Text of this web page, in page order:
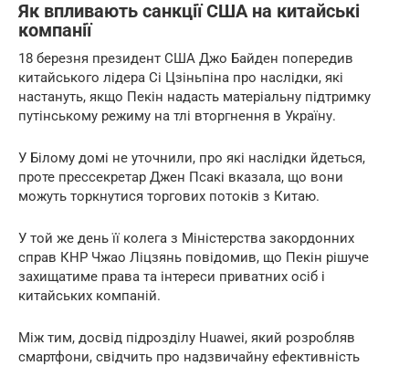
Як впливають санкції США на китайські
компанії
18 березня президент США Джо Байден попередив
китайського лідера Сі Цзіньпіна про наслідки, які
настануть, якщо Пекін надасть матеріальну підтримку
путінському режиму на тлі вторгнення в Україну.
У Білому домі не уточнили, про які наслідки йдеться,
проте прессекретар Джен Псакі вказала, що вони
можуть торкнутися торгових потоків з Китаю.
У той же день її колега з Міністерства закордонних
справ КНР Чжао Ліцзянь повідомив, що Пекін рішуче
захищатиме права та інтереси приватних осіб і
китайських компаній.
Між тим, досвід підрозділу Huawei, який розробляв
смартфони, свідчить про надзвичайну ефективність